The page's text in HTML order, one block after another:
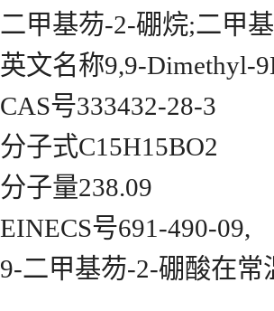
二甲基芴-2-硼烷;二甲
英文名称9,9-Dimethyl-
CAS号333432-28-3
分子式C15H15BO2
分子量238.09
EINECS号691-490-09,
9-二甲基芴-2-硼酸在